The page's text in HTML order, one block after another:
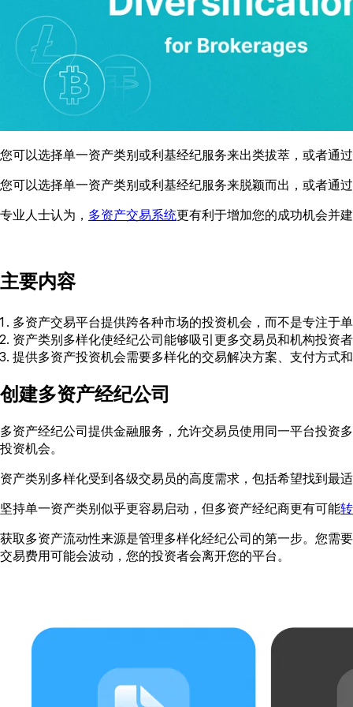
您可以选择单一资产类别或利基经纪服务来出类拔萃，或者通
您可以选择单一资产类别或利基经纪服务来脱颖而出，或者通
专业人士认为， 多资产交易系统更有利于增加您的成功机会并
主要内容
多资产交易平台提供跨各种市场的投资机会，而不是专注于
资产类别多样化使经纪公司能够吸引更多交易员和机构投资
提供多资产投资机会需要多样化的交易解决方案、支付方式
创建多资产经纪公司
多资产经纪公司提供金融服务，允许交易员使用同一平台投资
投资机会。
资产类别多样化受到各级交易员的高度需求，包括希望找到最
坚持单一资产类别似乎更容易启动，但多资产经纪商更有可能
获取多资产流动性来源是管理多样化经纪公司的第一步。您需
交易费用可能会波动，您的投资者会离开您的平台。